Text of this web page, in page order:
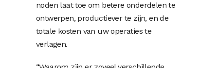
noden laat toe om betere onderdelen te
ontwerpen, productiever te zijn, en de
totale kosten van uw operaties te
verlagen.